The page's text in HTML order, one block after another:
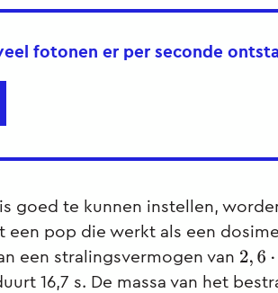
fotonen er per seconde
goed te kunnen instellen,
een pop die werkt als een
een stralingsvermogen van 2, 6⋅
16,7 s. De massa van het